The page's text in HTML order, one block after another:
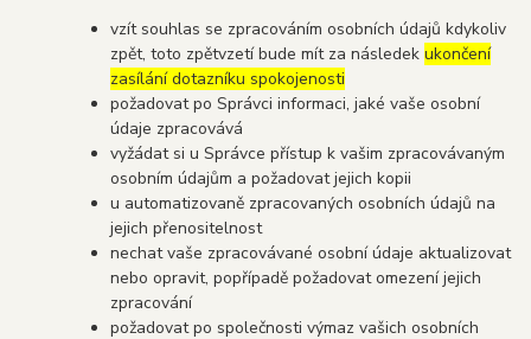
vzít souhlas se zpracováním osobních údajů kdykoliv
zpět, toto zpětvzetí bude mít za následekukončení
zasílání dotazníku spokojenosti
požadovat po Správci informaci, jaké vaše osobní
údaje zpracovává
vyžádat si u Správce přístup k vašim zpracovávaným
osobním údajům a požadovat jejich kopii
u automatizovaně zpracovaných osobních údajů na
jejich přenositelnost
nechat vaše zpracovávané osobní údaje aktualizovat
nebo opravit, popřípadě požadovat omezení jejich
zpracování
požadovat po společnosti výmaz vašich osobních